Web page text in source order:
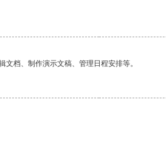
档、制作演示文稿、管理日程安排等。